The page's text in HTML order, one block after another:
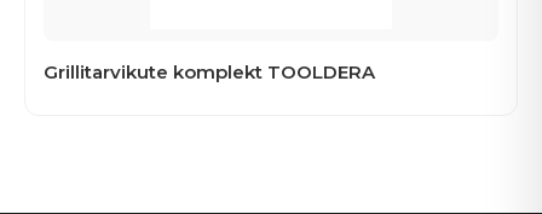
Grillitarvikute komplekt TOOLDERA